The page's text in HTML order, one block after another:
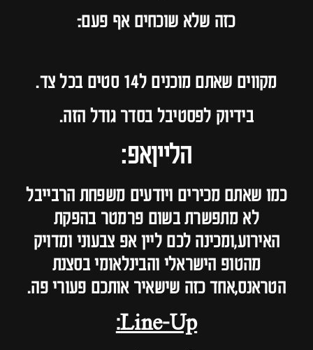
כזה שלא שוכחים אף פעם.ֿ
מקווים שאתם מוכנים ל14 סטים בכל צד.
בידיוק לפסטיבל בסדר גודל הזה.
הלייןאפ:
כמו שאתם מכירים ויודעים משפחת הרבייבל
לא מתפשרת בשום פרמטר בהפקת
האירוע,ומכינה לכם ליין אפ צבעוני ומדויק
מהטופ הישראלי והבינלאומי בסצנת
הטראנס,אחד כזה שישאיר אותכם פעורי פה.
Line-Up: